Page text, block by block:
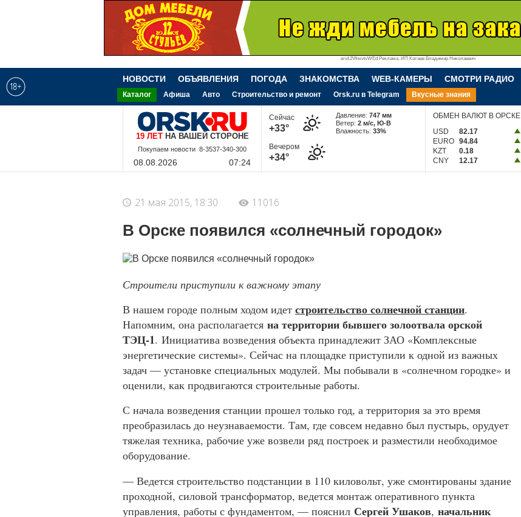
erid:2VfnxvtvWEd Реклама. ИП Катаев Владимир Николаевич
НОВОСТИ ОБЪЯВЛЕНИЯ ПОГОДА ЗНАКОМСТВА WEB-КАМЕРЫ СМОТРИ РАДИО
Каталог Афиша Авто Строительство и ремонт Orsk.ru в Telegram Вкусные знания
19 ЛЕТНА ВАШЕЙ СТОРОНЕ
8-9-228-340-300
Сейчас
+33°
Вечером
+34°
Давление:747 мм
Ветер:2 м/c, Ю-В
Влажность:33%
ОБМЕН ВАЛЮТ В ОРСКЕ
USD
82.17
EURO 94.84
KZT
0.18
CNY
12.17
21 мая 2015, 18:30 11016
В Орске появился «солнечный городок»
Строители приступили к важному этапу
В нашем городе полным ходом идет строительство солнечной станции.
Напомним, она располагается на территории бывшего золоотвала орской
ТЭЦ-1. Инициатива возведения объекта принадлежит ЗАО «Комплексные
энергетические системы». Сейчас на площадке приступили к одной из важных
задач — установке специальных модулей. Мы побывали в «солнечном городке» и
оценили, как продвигаются строительные работы.
С начала возведения станции прошел только год, а территория за это время
преобразилась до неузнаваемости. Там, где совсем недавно был пустырь, орудует
тяжелая техника, рабочие уже возвели ряд построек и разместили необходимое
оборудование.
— Ведется строительство подстанции в 110 киловольт, уже смонтированы здание
проходной, силовой трансформатор, ведется монтаж оперативного пункта
управления, работы с фундаментом, — пояснил Сергей Ушаков, начальник